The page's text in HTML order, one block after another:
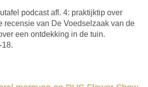
podcast afl. 4: praktijktip over
recensie van De Voedselzaak van de
een ontdekking in de tuin.